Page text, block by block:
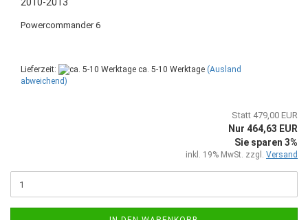
Powercommander 6
Lieferzeit: ca. 5-10 Werktage (Ausland
abweichend)
Statt 479,00 EUR
Nur 464,63 EUR
Sie sparen 3%
inkl. 19% MwSt. zzgl. Versand